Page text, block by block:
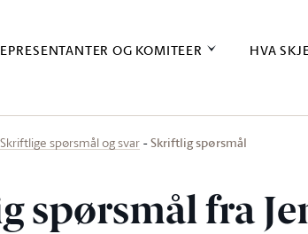
OG KOMITEER HVA
Skriftlige spørsmål og svar Skriftlig spørsmål
spørsmål fra